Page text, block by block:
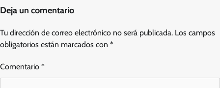
Deja un comentario
Tu dirección de correo electrónico no será publicada. Los campos
obligatorios están marcados con *
Comentario *